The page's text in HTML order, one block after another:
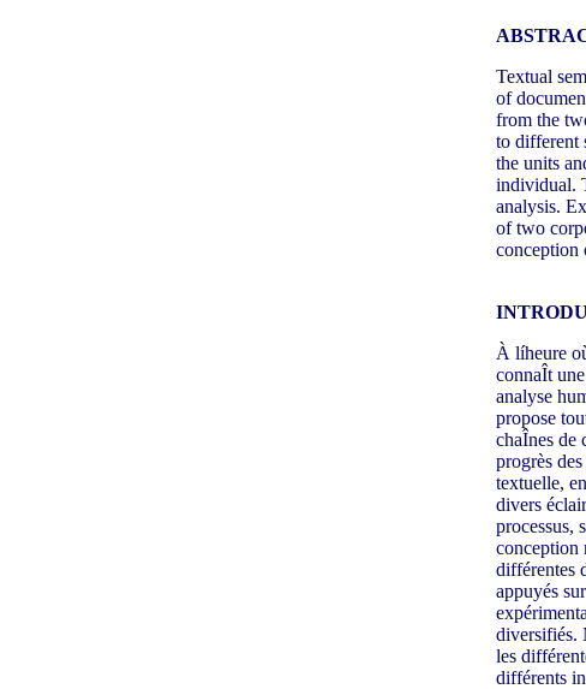
Textual
of
from the
to different
the units
individual.
analysis.
of two
conception
À líheure
connaÎt
analyse
propose
chaÎnes de
progrès
textuelle,
divers
processus,
conception
différentes
appuyés
diversifiés.
les
différents